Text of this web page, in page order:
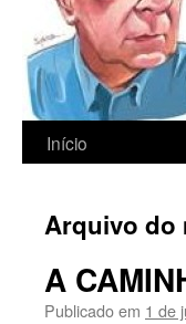
Pular
conteúdo
Início
Arquivo do
A
Publicado em 1 de